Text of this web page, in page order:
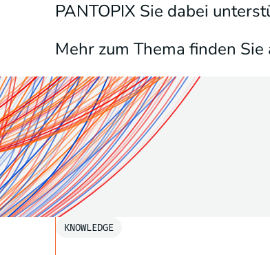
PANTOPIX Sie dabei
Mehr zum Thema finden
KNOWLEDGE